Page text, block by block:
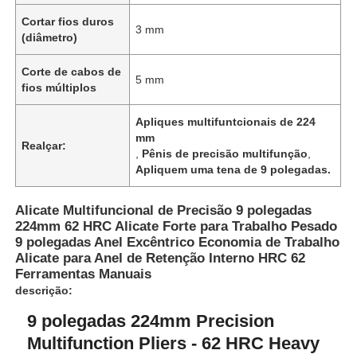
Cortar fios duros
(diâmetro)
3 mm
Corte de cabos de
fios múltiplos
5 mm
Realçar:
Apliques multifuntcionais de 224
mm
Pênis de precisão multifunção
Apliquem uma tena de 9 polegadas.
Alicate Multifuncional de Precisão 9 polegadas
224mm 62 HRC Alicate Forte para Trabalho Pesado
9 polegadas Anel Excêntrico Economia de Trabalho
Alicate para Anel de Retenção Interno HRC 62
Ferramentas Manuais
descrição:
9 polegadas 224mm Precision
Multifunction Pliers - 62 HRC Heavy